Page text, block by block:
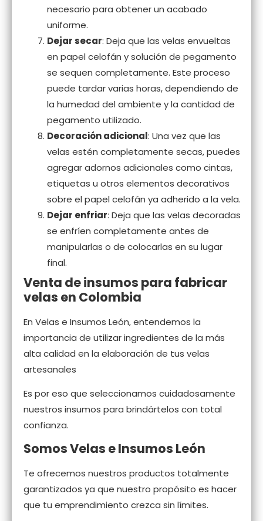
necesario para obtener un acabado
uniforme.
Dejar secar: Deja que las velas envueltas
en papel celofán y solución de pegamento
se sequen completamente. Este proceso
puede tardar varias horas, dependiendo de
la humedad del ambiente y la cantidad de
pegamento utilizado.
Decoración adicional: Una vez que las
velas estén completamente secas, puedes
agregar adornos adicionales como cintas,
etiquetas u otros elementos decorativos
sobre el papel celofán ya adherido a la vela.
Dejar enfriar: Deja que las velas decoradas
se enfríen completamente antes de
manipularlas o de colocarlas en su lugar
final.
Venta de insumos para fabricar
velas en Colombia
En Velas e Insumos León, entendemos la
importancia de utilizar ingredientes de la más
alta calidad en la elaboración de tus velas
artesanales
Es por eso que seleccionamos cuidadosamente
nuestros insumos para brindártelos con total
confianza.
Somos Velas e Insumos León
Te ofrecemos nuestros productos totalmente
garantizados ya que nuestro propósito es hacer
que tu emprendimiento crezca sin límites.